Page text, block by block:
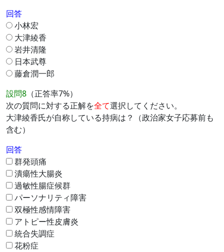
回答
小林宏
大津綾香
岩井清隆
日本武尊
藤倉潤一郎
設問8 （正答率7%）
次の質問に対する正解を全て選択してください。
大津綾香氏が自称している持病は？（政治家女子応募前も
含む）
回答
群発頭痛
潰瘍性大腸炎
過敏性腸症候群
パーソナリティ障害
双極性感情障害
アトピー性皮膚炎
統合失調症
花粉症